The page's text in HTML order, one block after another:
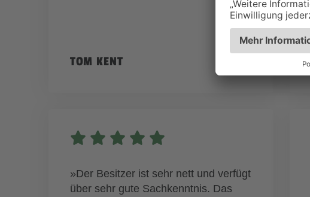
TOM KENT
»Der Besitzer ist sehr nett und verfügt
über sehr gute Sachkenntnis. Das